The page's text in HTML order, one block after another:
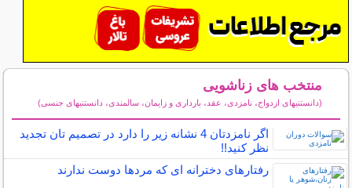
منتخب های زناشویی
(دانستنیهای ازدواج، نامزدی، عقد، بارداری و زایمان، سالمندی، دانستنیهای جنسی)
اگر نامزدتان 4 نشانه زیر را دارد در تصمیم تان تجدید
نظر کنید!!
رفتارهای دخترانه ای که مردها دوست ندارند